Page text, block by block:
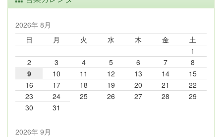
2026年 8月
日
月 火 水 木 金
土
1
2
3 4 5 6 7
8
9
10 11 12 13 14
15
16
17 18 19 20 21
22
23
24 25 26 27 28
29
30
31
2026年 9月